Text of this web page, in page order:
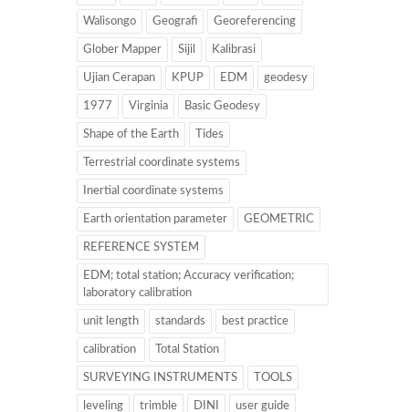
Walisongo Geografi Georeferencing
Glober Mapper Sijil Kalibrasi
Ujian Cerapan KPUP EDM geodesy
1977 Virginia Basic Geodesy
Shape of the Earth Tides
Terrestrial coordinate systems
Inertial coordinate systems
Earth orientation parameter GEOMETRIC
REFERENCE SYSTEM
EDM; total station; Accuracy verification;
laboratory calibration
unit length standards best practice
calibration Total Station
SURVEYING INSTRUMENTS TOOLS
leveling trimble DINI user guide